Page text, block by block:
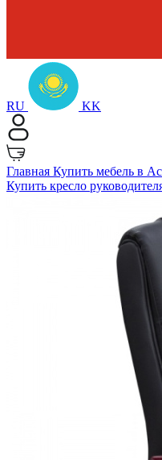
RU KK
Главная Купить мебель в
Купить кресло